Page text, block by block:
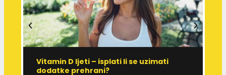
Vitamin D ljeti – isplati li se uzimati
dodatke prehrani?